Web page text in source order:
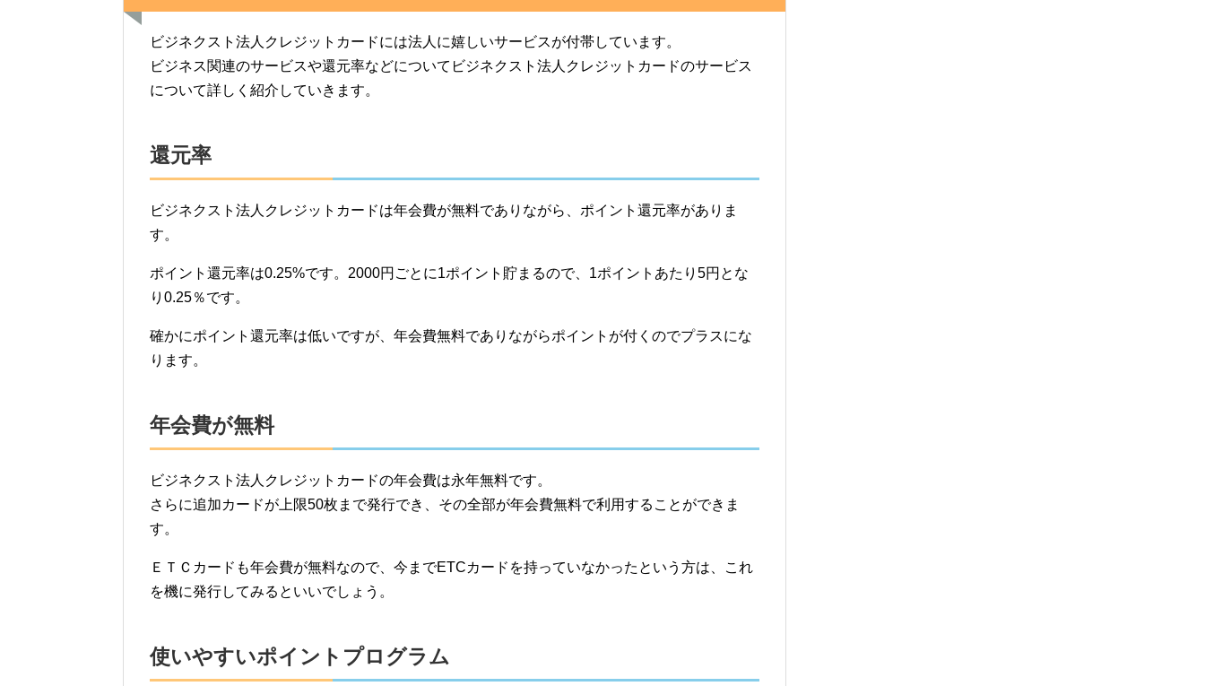
ビジネクスト法人クレジットカードには法人に嬉しいサービスが付帯しています。
ビジネス関連のサービスや還元率などについてビジネクスト法人クレジットカードのサービス
について詳しく紹介していきます。
還元率
ビジネクスト法人クレジットカードは年会費が無料でありながら、ポイント還元率がありま
す。
ポイント還元率は0.25%です。2000円ごとに1ポイント貯まるので、1ポイントあたり5円とな
り0.25％です。
確かにポイント還元率は低いですが、年会費無料でありながらポイントが付くのでプラスにな
ります。
年会費が無料
ビジネクスト法人クレジットカードの年会費は永年無料です。
さらに追加カードが上限50枚まで発行でき、その全部が年会費無料で利用することができま
す。
ＥＴＣカードも年会費が無料なので、今までETCカードを持っていなかったという方は、これ
を機に発行してみるといいでしょう。
使いやすいポイントプログラム